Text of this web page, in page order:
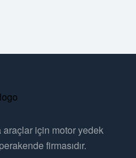
araçlar için motor yedek
firmasıdır.